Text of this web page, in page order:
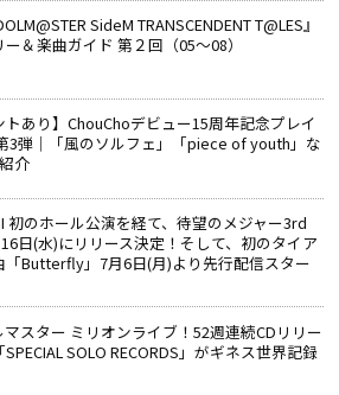
SideM TRANSCENDENT T@LES』
＆楽曲ガイド 第２回（05～08）
トあり】ChouChoデビュー15周年記念プレイ
3弾｜「風のソルフェ」「piece of youth」な
介
初のホール公演を経て、待望のメジャー3rd
日(水)にリリース決定！そして、初のタイア
「Butterfly」7月6日(月)より先行配信スター
マスター ミリオンライブ！52週連続CDリリー
SOLO RECORDS」がギネス世界記録